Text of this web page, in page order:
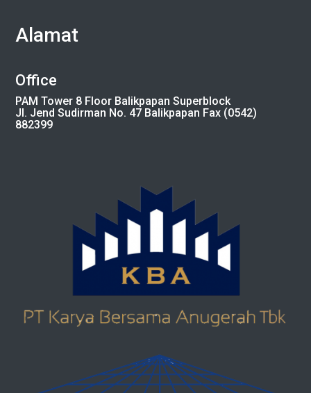
Alamat
Office
PAM Tower 8 Floor Balikpapan Superblock
Jl. Jend Sudirman No. 47 Balikpapan Fax (0542)
882399